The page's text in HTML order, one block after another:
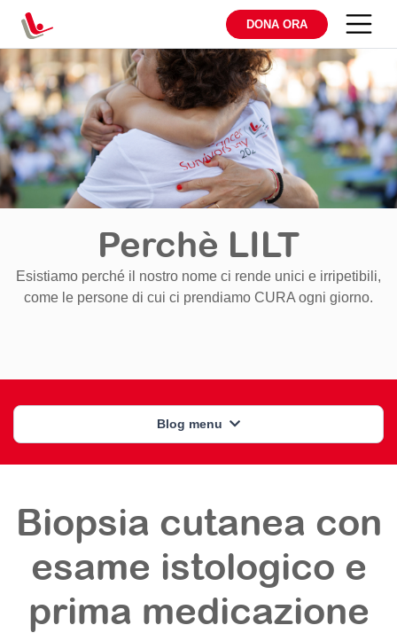
DONA ORA
Perchè LILT
Esistiamo perché il nostro nome ci rende unici e irripetibili,
come le persone di cui ci prendiamo CURA ogni giorno.
Blog menu
Biopsia cutanea con
esame istologico e
prima medicazione